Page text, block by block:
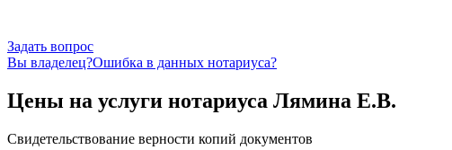
Задать вопрос
Вы владелец?Ошибка в данных нотариуса?
Цены на услуги нотариуса Лямина Е.В.
Свидетельствование верности копий документов